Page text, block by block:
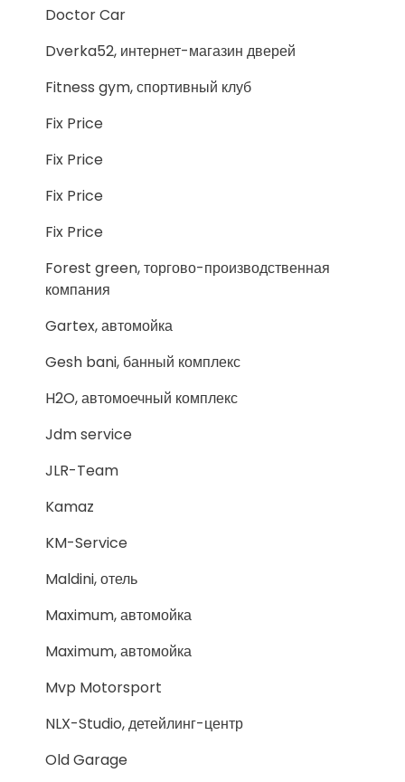
Doctor Car
Dverka52, интернет-магазин дверей
Fitness gym, спортивный клуб
Fix Price
Fix Price
Fix Price
Fix Price
Forest green, торгово-производственная
компания
Gartex, автомойка
Gesh bani, банный комплекс
H2O, автомоечный комплекс
Jdm service
JLR-Team
Kamaz
KM-Service
Maldini, отель
Maximum, автомойка
Maximum, автомойка
Mvp Motorsport
NLX-Studio, детейлинг-центр
Old Garage